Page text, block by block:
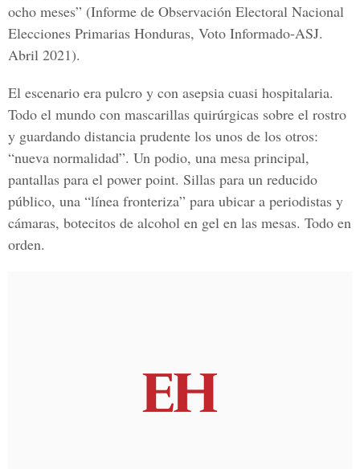
ocho meses” (Informe de Observación Electoral Nacional
Elecciones Primarias Honduras, Voto Informado-ASJ.
Abril 2021).
El escenario era pulcro y con asepsia cuasi hospitalaria.
Todo el mundo con mascarillas quirúrgicas sobre el rostro
y guardando distancia prudente los unos de los otros:
“nueva normalidad”. Un podio, una mesa principal,
pantallas para el power point. Sillas para un reducido
público, una “línea fronteriza” para ubicar a periodistas y
cámaras, botecitos de alcohol en gel en las mesas. Todo en
orden.